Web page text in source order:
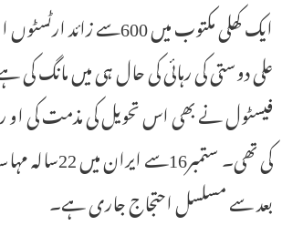
ایک کھلی مکتوب میں 600سے
علی دوستی کی رہائی کی حال ہی میں مانگ
فیسٹول نے بھی اس تحویل کی مذمت کی او
کی تھی۔
بعد سے مسلسل احتجاج جاری ہے۔